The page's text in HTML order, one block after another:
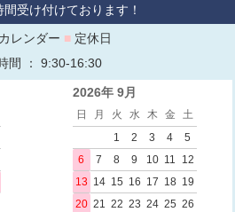
受け付けております！
レンダー ■ 定休日
間 ： 9:30-16:30
2026年 9月
日 月 火 水 木 金
土
1
2 3 4
5
6
7 8 9 10 11
12
13 14 15 16 17 18 19
20 21 22 23 24 25 26